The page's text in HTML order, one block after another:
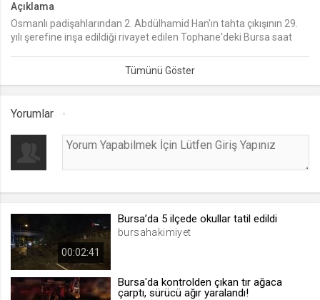
lang
.web.tv
Seçilen dil tercihini tutmak
.web.tv
[hash]
.web.tv
Açıklama
Osmanlı padişahlarından 2. Abdülhamid Han'ın tahta çıkışının 29.
yılı şerefine inşa edildiği rivayet edilen Tophane'deki Bursa saat
Yorumlar
00:02:41
Bursa’da 5 ilçede okullar tatil edildi
bursahakimiyet
Bursa'da kontrolden çıkan tır ağaca
çarptı, sürücü ağır yaralandı!